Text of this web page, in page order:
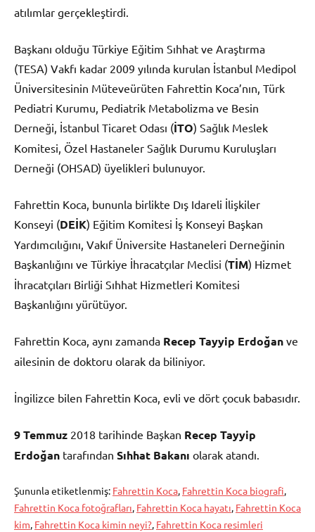
atılımlar gerçekleştirdi.
Başkanı olduğu Türkiye Eğitim Sıhhat ve Araştırma
(TESA) Vakfı kadar 2009 yılında kurulan İstanbul Medipol
Üniversitesinin Müteveürüten Fahrettin Koca’nın, Türk
Pediatri Kurumu, Pediatrik Metabolizma ve Besin
Derneği, İstanbul Ticaret Odası (İTO) Sağlık Meslek
Komitesi, Özel Hastaneler Sağlık Durumu Kuruluşları
Derneği (OHSAD) üyelikleri bulunuyor.
Fahrettin Koca, bununla birlikte Dış Idareli İlişkiler
Konseyi (DEİK) Eğitim Komitesi İş Konseyi Başkan
Yardımcılığını, Vakıf Üniversite Hastaneleri Derneğinin
Başkanlığını ve Türkiye İhracatçılar Meclisi (TİM) Hizmet
İhracatçıları Birliği Sıhhat Hizmetleri Komitesi
Başkanlığını yürütüyor.
Fahrettin Koca, aynı zamanda Recep Tayyip Erdoğan ve
ailesinin de doktoru olarak da biliniyor.
İngilizce bilen Fahrettin Koca, evli ve dört çocuk babasıdır.
9 Temmuz 2018 tarihinde Başkan Recep Tayyip
Erdoğan tarafından Sıhhat Bakanı olarak atandı.
Şununla etiketlenmiş: Fahrettin Koca, Fahrettin Koca biografi,
Fahrettin Koca fotoğrafları, Fahrettin Koca hayatı, Fahrettin Koca
kim, Fahrettin Koca kimin neyi?, Fahrettin Koca resimleri